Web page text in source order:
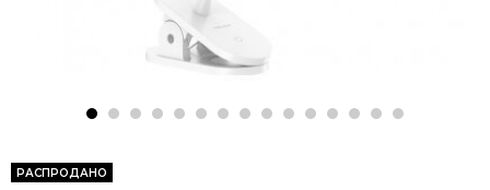
РАСПРОДАНО